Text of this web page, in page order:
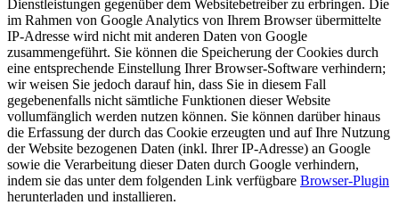
Dienstleistungen gegenüber dem Websitebetreiber zu erbringen. Die
im Rahmen von Google Analytics von Ihrem Browser übermittelte
IP-Adresse wird nicht mit anderen Daten von Google
zusammengeführt. Sie können die Speicherung der Cookies durch
eine entsprechende Einstellung Ihrer Browser-Software verhindern;
wir weisen Sie jedoch darauf hin, dass Sie in diesem Fall
gegebenenfalls nicht sämtliche Funktionen dieser Website
vollumfänglich werden nutzen können. Sie können darüber hinaus
die Erfassung der durch das Cookie erzeugten und auf Ihre Nutzung
der Website bezogenen Daten (inkl. Ihrer IP-Adresse) an Google
sowie die Verarbeitung dieser Daten durch Google verhindern,
indem sie das unter dem folgenden Link verfügbare Browser-Plugin
herunterladen und installieren.